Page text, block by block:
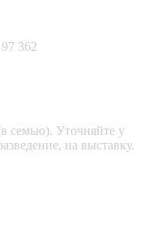
362
семью). Уточняйте у
на выставку.